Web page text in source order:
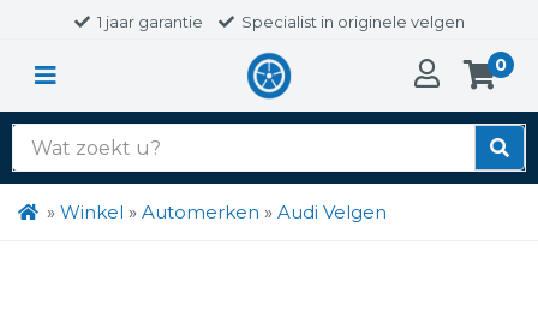
1 jaar garantie Specialist in originele velgen
0
Zoek
naar:
» Winkel » Automerken » Audi Velgen